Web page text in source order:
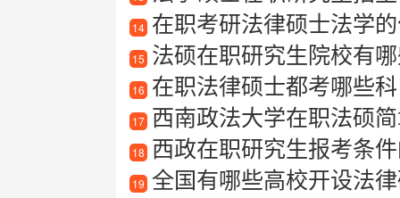
14 在职考研法律硕士法学
15 法硕在职研究生院校有哪些
16 在职法律硕士都考哪些
17 西南政法大学在职法硕
18 西政在职研究生报考条
19 全国有哪些高校开设法